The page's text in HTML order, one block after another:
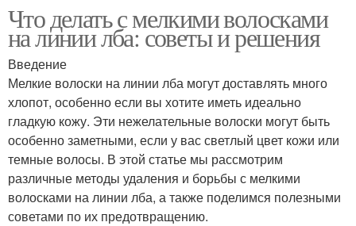
Что делать с мелкими волосками
на линии лба: советы и решения
Введение
Мелкие волоски на линии лба могут доставлять много
хлопот, особенно если вы хотите иметь идеально
гладкую кожу. Эти нежелательные волоски могут быть
особенно заметными, если у вас светлый цвет кожи или
темные волосы. В этой статье мы рассмотрим
различные методы удаления и борьбы с мелкими
волосками на линии лба, а также поделимся полезными
советами по их предотвращению.